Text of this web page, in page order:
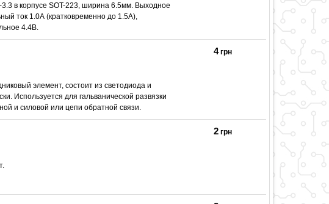
в корпусе SOT-223, ширина 6.5мм. Выходное
ток 1.0А (кратковременно до 1.5А),
4.4В.
элемент, состоит из светодиода и
Используется для гальванической развязки
и силовой или цепи обратной связи.
4грн
2 грн